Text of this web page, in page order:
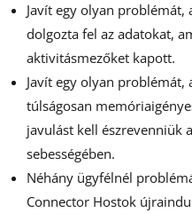
Javít egy olyan
dolgozta fel az adatokat,
aktivitásmezőket kapott.
Javít egy olyan
túlságosan
javulást kell észrevenniük
sebességében.
Néhány ügyfélnél
Connector Hostok